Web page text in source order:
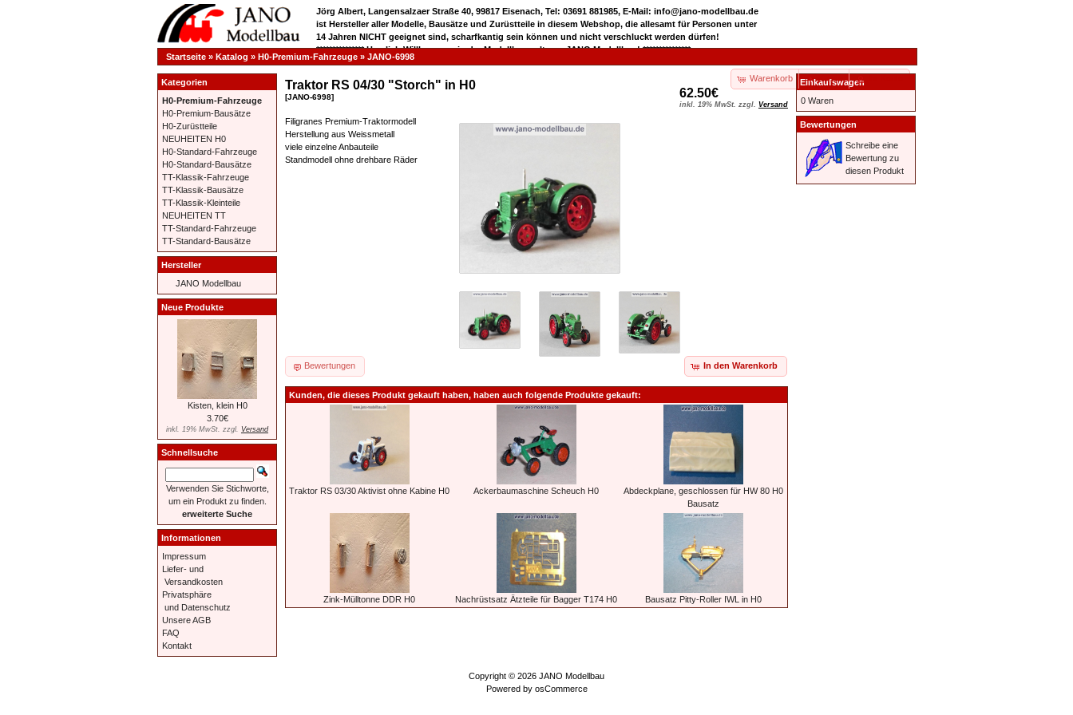
Jörg Albert, Langensalzaer Straße 40, 99817 Eisenach, Tel: 03691 881985, E-Mail: info@jano-modellbau.de
ist Hersteller aller Modelle, Bausätze und Zurüstteile in diesem Webshop, die allesamt für Personen unter
14 Jahren NICHT geeignet sind, scharfkantig sein können und nicht verschluckt werden dürfen!
*************** Herzlich Willkommen in der Modellbauwelt von JANO Modellbau! ***************
Warenkorb Kasse
Startseite » Katalog » H0-Premium-Fahrzeuge » JANO-6998
62.50€
inkl. 19% MwSt. zzgl. Versand
Traktor RS 04/30 "Storch" in H0
[JANO-6998]
Filigranes Premium-Traktormodell
Herstellung aus Weissmetall
viele einzelne Anbauteile
Standmodell ohne drehbare Räder
In den Warenkorb
Bewertungen
Kunden, die dieses Produkt gekauft haben, haben auch folgende Produkte gekauft:
Traktor RS 03/30 Aktivist ohne Kabine H0 Ackerbaumaschine Scheuch H0
Abdeckplane, geschlossen für HW 80 H0
Bausatz
Zink-Mülltonne DDR H0 Nachrüstsatz Ätzteile für Bagger T174 H0 Bausatz Pitty-Roller IWL in H0
Kategorien
H0-Premium-Fahrzeuge
H0-Premium-Bausätze
H0-Zurüstteile
NEUHEITEN H0
H0-Standard-Fahrzeuge
H0-Standard-Bausätze
TT-Klassik-Fahrzeuge
TT-Klassik-Bausätze
TT-Klassik-Kleinteile
NEUHEITEN TT
TT-Standard-Fahrzeuge
TT-Standard-Bausätze
Hersteller
JANO Modellbau
Neue Produkte
Kisten, klein H0
3.70€
inkl. 19% MwSt. zzgl. Versand
Schnellsuche
Verwenden Sie Stichworte,
um ein Produkt zu finden.
erweiterte Suche
Informationen
Impressum
Liefer- und
Versandkosten
Privatsphäre
und Datenschutz
Unsere AGB
FAQ
Kontakt
Einkaufswagen
0 Waren
Bewertungen
Schreibe eine
Bewertung zu
diesen Produkt
Copyright © 2026 JANO Modellbau
Powered by osCommerce